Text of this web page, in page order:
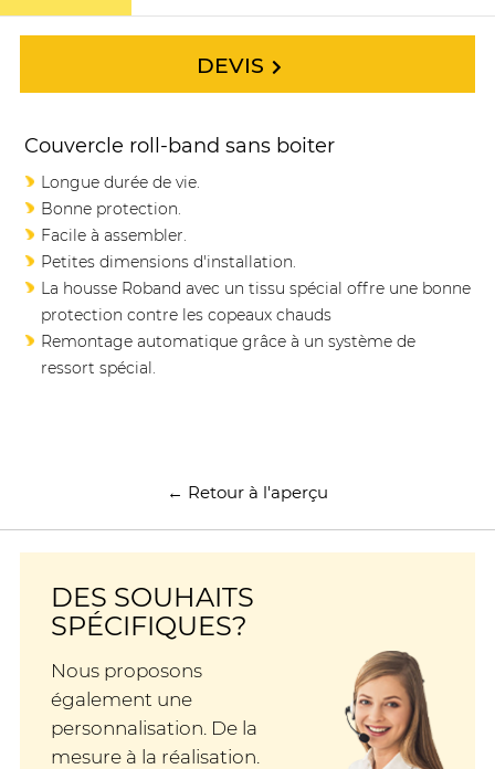
DEVIS
Couvercle roll-band sans boiter
Longue durée de vie.
Bonne protection.
Facile à assembler.
Petites dimensions d'installation.
La housse Roband avec un tissu spécial offre une bonne
protection contre les copeaux chauds
Remontage automatique grâce à un système de
ressort spécial.
← Retour à l'aperçu
DES SOUHAITS
SPÉCIFIQUES?
Nous proposons
également une
personnalisation. De la
mesure à la réalisation.